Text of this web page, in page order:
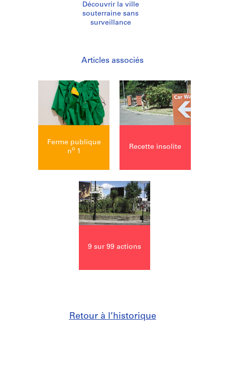
Découvrir la ville
souterraine sans
surveillance
Articles associés
Ferme publique
no1
Recette insolite
9 sur 99 actions
Retour à l’historique